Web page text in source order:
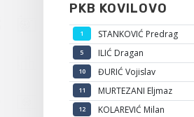
PKB KOVILOVO
1 STANKOVIĆ Predrag
5 ILIĆ Dragan
10 ĐURIĆ Vojislav
11 MURTEZANI Eljmaz
12 KOLAREVIĆ Milan